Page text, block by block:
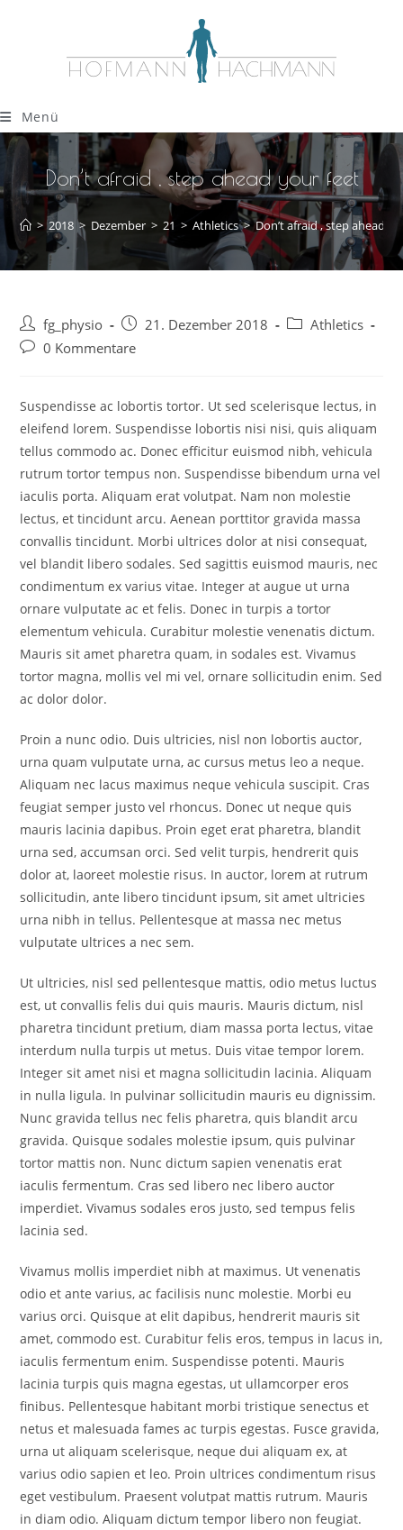
Menü
Don’t afraid , step ahead your feet
> 2018 > Dezember > 21 > Athletics > Don’t afraid , step ahead
fg_physio 21. Dezember 2018
Athletics
0 Kommentare
Suspendisse ac lobortis tortor. Ut sed scelerisque lectus, in
eleifend lorem. Suspendisse lobortis nisi nisi, quis aliquam
tellus commodo ac. Donec efficitur euismod nibh, vehicula
rutrum tortor tempus non. Suspendisse bibendum urna vel
iaculis porta. Aliquam erat volutpat. Nam non molestie
lectus, et tincidunt arcu. Aenean porttitor gravida massa
convallis tincidunt. Morbi ultrices dolor at nisi consequat,
vel blandit libero sodales. Sed sagittis euismod mauris, nec
condimentum ex varius vitae. Integer at augue ut urna
ornare vulputate ac et felis. Donec in turpis a tortor
elementum vehicula. Curabitur molestie venenatis dictum.
Mauris sit amet pharetra quam, in sodales est. Vivamus
tortor magna, mollis vel mi vel, ornare sollicitudin enim. Sed
ac dolor dolor.
Proin a nunc odio. Duis ultricies, nisl non lobortis auctor,
urna quam vulputate urna, ac cursus metus leo a neque.
Aliquam nec lacus maximus neque vehicula suscipit. Cras
feugiat semper justo vel rhoncus. Donec ut neque quis
mauris lacinia dapibus. Proin eget erat pharetra, blandit
urna sed, accumsan orci. Sed velit turpis, hendrerit quis
dolor at, laoreet molestie risus. In auctor, lorem at rutrum
sollicitudin, ante libero tincidunt ipsum, sit amet ultricies
urna nibh in tellus. Pellentesque at massa nec metus
vulputate ultrices a nec sem.
Ut ultricies, nisl sed pellentesque mattis, odio metus luctus
est, ut convallis felis dui quis mauris. Mauris dictum, nisl
pharetra tincidunt pretium, diam massa porta lectus, vitae
interdum nulla turpis ut metus. Duis vitae tempor lorem.
Integer sit amet nisi et magna sollicitudin lacinia. Aliquam
in nulla ligula. In pulvinar sollicitudin mauris eu dignissim.
Nunc gravida tellus nec felis pharetra, quis blandit arcu
gravida. Quisque sodales molestie ipsum, quis pulvinar
tortor mattis non. Nunc dictum sapien venenatis erat
iaculis fermentum. Cras sed libero nec libero auctor
imperdiet. Vivamus sodales eros justo, sed tempus felis
lacinia sed.
Vivamus mollis imperdiet nibh at maximus. Ut venenatis
odio et ante varius, ac facilisis nunc molestie. Morbi eu
varius orci. Quisque at elit dapibus, hendrerit mauris sit
amet, commodo est. Curabitur felis eros, tempus in lacus in,
iaculis fermentum enim. Suspendisse potenti. Mauris
lacinia turpis quis magna egestas, ut ullamcorper eros
finibus. Pellentesque habitant morbi tristique senectus et
netus et malesuada fames ac turpis egestas. Fusce gravida,
urna ut aliquam scelerisque, neque dui aliquam ex, at
varius odio sapien et leo. Proin ultrices condimentum risus
eget vestibulum. Praesent volutpat mattis rutrum. Mauris
in diam odio. Aliquam dictum tempor libero non feugiat.